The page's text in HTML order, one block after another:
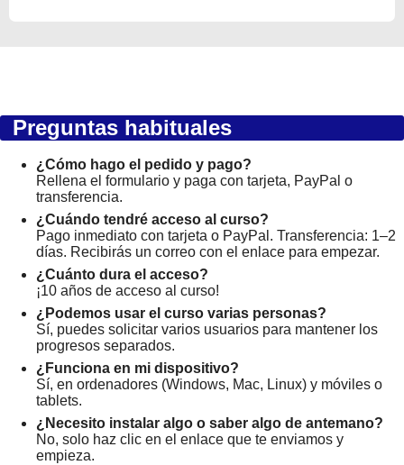
Preguntas habituales
¿Cómo hago el pedido y pago?
Rellena el formulario y paga con tarjeta, PayPal o
transferencia.
¿Cuándo tendré acceso al curso?
Pago inmediato con tarjeta o PayPal. Transferencia: 1–2
días. Recibirás un correo con el enlace para empezar.
¿Cuánto dura el acceso?
¡10 años de acceso al curso!
¿Podemos usar el curso varias personas?
Sí, puedes solicitar varios usuarios para mantener los
progresos separados.
¿Funciona en mi dispositivo?
Sí, en ordenadores (Windows, Mac, Linux) y móviles o
tablets.
¿Necesito instalar algo o saber algo de antemano?
No, solo haz clic en el enlace que te enviamos y
empieza.